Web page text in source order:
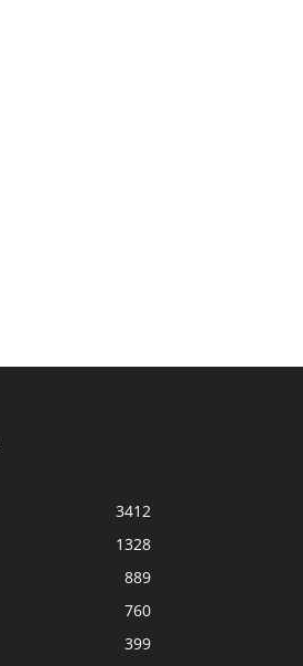
3412
1328
889
760
399